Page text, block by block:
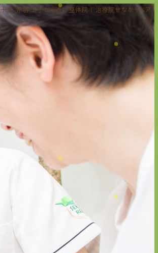
条 赤羽 王子から近い整体院 | 治療院せなかリペア